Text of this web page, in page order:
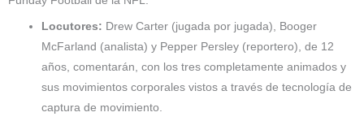
Locutores: Drew Carter (jugada por jugada), Booger
McFarland (analista) y Pepper Persley (reportero), de 12
años, comentarán, con los tres completamente animados y
sus movimientos corporales vistos a través de tecnología de
captura de movimiento.